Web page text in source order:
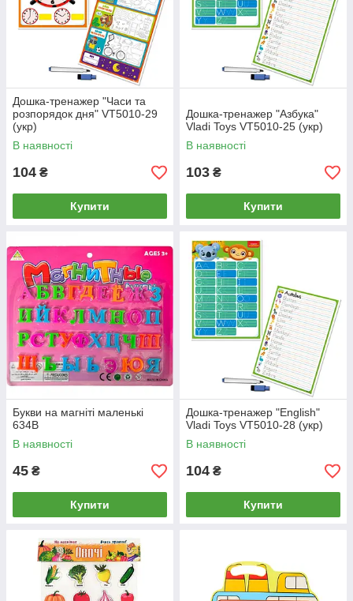
Дошка-тренажер "Часи та
розпорядок дня" VT5010-29
(укр)
В наявності
104 ₴
Купити
Дошка-тренажер "Азбука"
Vladi Toys VT5010-25 (укр)
В наявності
103 ₴
Купити
Букви на магніті маленькі
634B
В наявності
45 ₴
Купити
Дошка-тренажер "English"
Vladi Toys VT5010-28 (укр)
В наявності
104 ₴
Купити